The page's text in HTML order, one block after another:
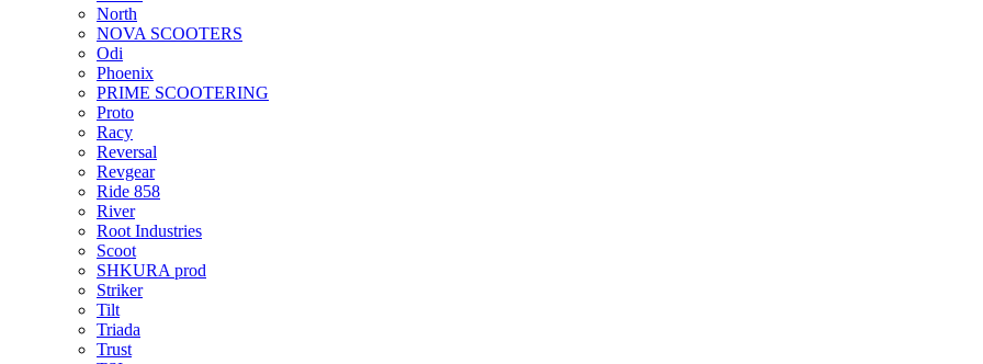
North
NOVA SCOOTERS
Odi
Phoenix
PRIME SCOOTERING
Proto
Racy
Reversal
Revgear
Ride 858
River
Root Industries
Scoot
SHKURA рrоd
Striker
Tilt
Triada
Trust